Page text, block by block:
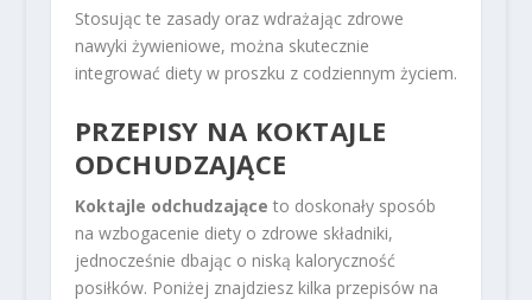
Stosując te zasady oraz wdrażając zdrowe
nawyki żywieniowe, można skutecznie
integrować diety w proszku z codziennym życiem.
PRZEPISY NA KOKTAJLE
ODCHUDZAJĄCE
Koktajle odchudzające to doskonały sposób
na wzbogacenie diety o zdrowe składniki,
jednocześnie dbając o niską kaloryczność
posiłków. Poniżej znajdziesz kilka przepisów na